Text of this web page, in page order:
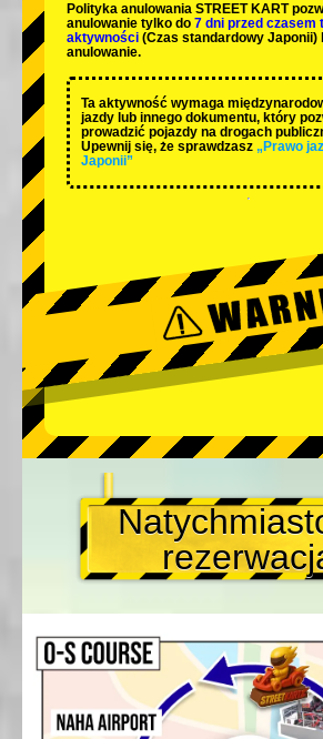
Polityka anulowania STREET KART
anulowanie tylko do 7 dni przed czasem
aktywności (Czas standardowy Japonii)
anulowanie.
Ta aktywność wymaga
jazdy lub innego dokumentu, który
prowadzić pojazdy na drogach
Upewnij się, że sprawdzasz „Prawo
Japonii”